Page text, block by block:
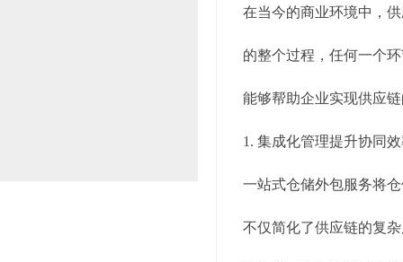
在当今的商业环境中，
的整个过程，任何一个
能够帮助企业实现供应
1. 集成化管理提升协同
一站式仓储外包服务将
不仅简化了供应链的复